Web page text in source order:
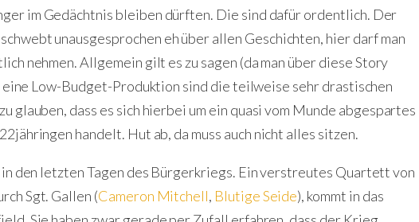
im Gedächtnis bleiben dürften. Die sind dafür ordentlich. Der
unausgesprochen eh über allen Geschichten, hier darf man
nehmen. Allgemein gilt es zu sagen (da man über diese Story
eine Low-Budget-Produktion sind die teilweise sehr drastischen
glauben, dass es sich hierbei um ein quasi vom Munde abgespartes
handelt. Hut ab, da muss auch nicht alles sitzen.
in den letzten Tagen des Bürgerkriegs. Ein verstreutes Quartett von
Sgt. Gallen (Cameron Mitchell, Blutige Seide), kommt in das